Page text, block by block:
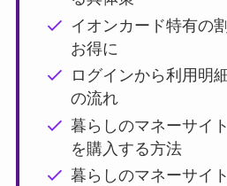
イオンカード特有の
お得に
ログインから利用明
の流れ
暮らしのマネーサイ
を購入する方法
暮らしのマネーサイ